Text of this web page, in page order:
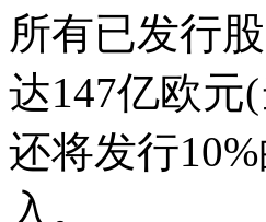
所有已发行
达147亿欧元
还将发行
入。